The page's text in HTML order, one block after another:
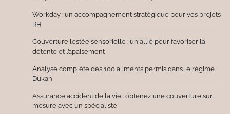
Workday : un accompagnement stratégique pour vos projets
RH
Couverture lestée sensorielle : un allié pour favoriser la
détente et l’apaisement
Analyse complète des 100 aliments permis dans le régime
Dukan
Assurance accident de la vie : obtenez une couverture sur
mesure avec un spécialiste